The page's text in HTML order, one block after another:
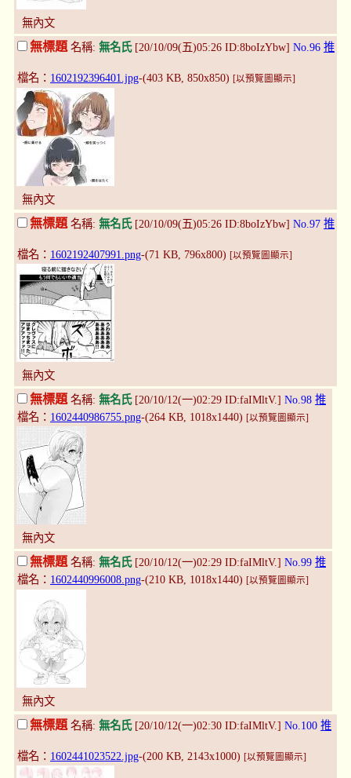
無內文
無標題名稱: 無名氏[20/10/09(五)05:26 ID:8boIzYbw] No.96 推
檔名： 1602192396401.jpg-(403 KB, 850x850) [以預覽圖顯示]
無內文
無標題 名稱: 無名氏[20/10/09(五)05:26 ID:8boIzYbw] No.97 推
檔名： 1602192407991.png-(71 KB, 796x800) [以預覽圖顯示]
無內文
無標題 名稱: 無名氏[20/10/12(一)02:29 ID:faIMltV.] No.98 推
檔名： 1602440986755.png-(264 KB, 1018x1440) [以預覽圖顯示]
無內文
無標題名稱: 無名氏[20/10/12(一)02:29 ID:faIMltV.] No.99 推
檔名： 1602440996008.png-(210 KB, 1018x1440) [以預覽圖顯示]
無內文
無標題 名稱: 無名氏[20/10/12(一)02:30 ID:faIMltV.] No.100 推
檔名： 1602441023522.jpg-(200 KB, 2143x1000) [以預覽圖顯示]